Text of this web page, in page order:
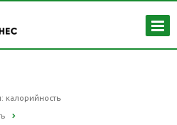
калорийность